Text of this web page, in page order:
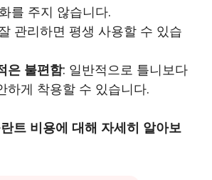
를 주지 않습니다.
관리하면 평생 사용할 수 있습
은 불편함: 일반적으로 틀니보다
하게 착용할 수 있습니다.
트 비용에 대해 자세히 알아보